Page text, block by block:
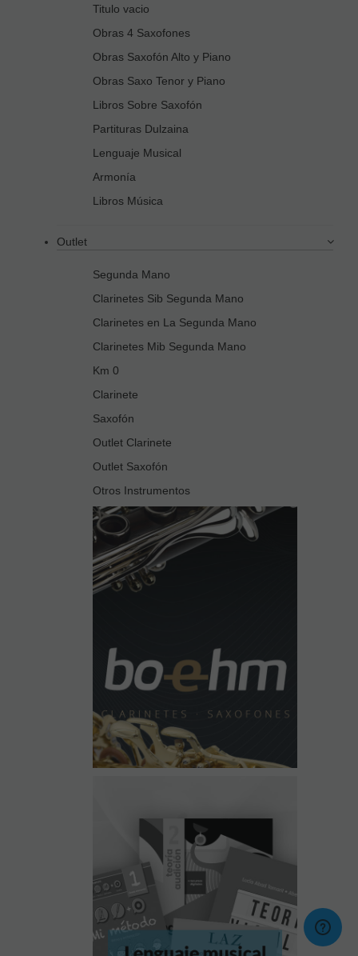
Titulo vacio
Obras 4 Saxofones
Obras Saxofón Alto y Piano
Obras Saxo Tenor y Piano
Libros Sobre Saxofón
Partituras Dulzaina
Lenguaje Musical
Armonía
Libros Música
Outlet
Segunda Mano
Clarinetes Sib Segunda Mano
Clarinetes en La Segunda Mano
Clarinetes Mib Segunda Mano
Km 0
Clarinete
Saxofón
Outlet Clarinete
Outlet Saxofón
Otros Instrumentos